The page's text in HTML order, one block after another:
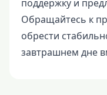
поддержку и
Обращайтесь к
обрести
завтрашнем дне